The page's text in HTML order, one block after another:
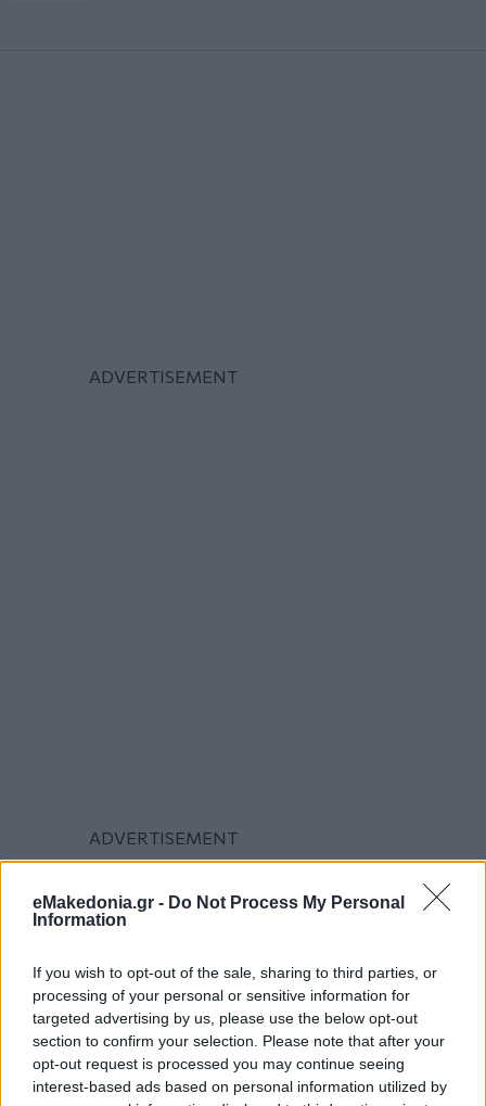
eMakedonia.gr - Do Not Process My Personal
Information
If you wish to opt-out of the sale, sharing to third parties, or
processing of your personal or sensitive information for
targeted advertising by us, please use the below opt-out
section to confirm your selection. Please note that after your
opt-out request is processed you may continue seeing
interest-based ads based on personal information utilized by